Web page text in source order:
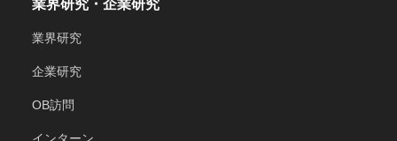
業界研究・企業研究
業界研究
企業研究
OB訪問
インターン